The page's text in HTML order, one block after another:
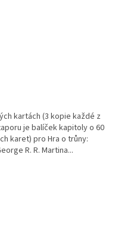
kartách (3 kopie každé z
je balíček kapitoly o 60
karet) pro Hra o trůny:
R. R. Martina...